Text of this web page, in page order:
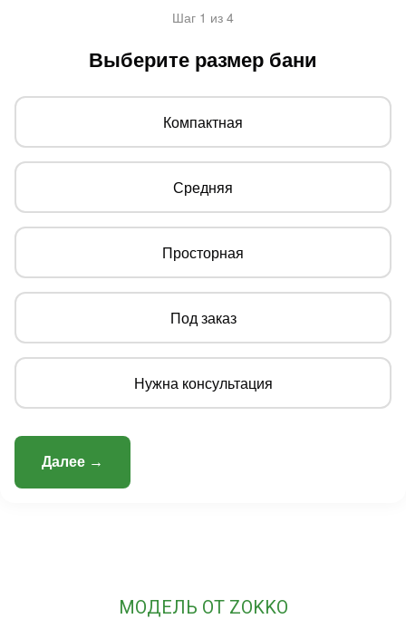
Шаг 1 из 4
Выберите размер бани
Компактная
Средняя
Просторная
Под заказ
Нужна консультация
Далее →
МОДЕЛЬ ОТ ZOKKO